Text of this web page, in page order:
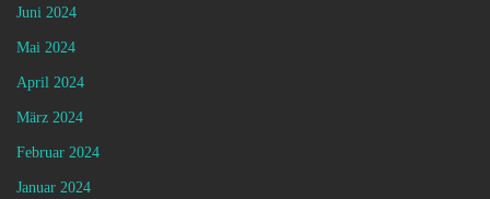
Juni 2024
Mai 2024
April 2024
März 2024
Februar 2024
Januar 2024